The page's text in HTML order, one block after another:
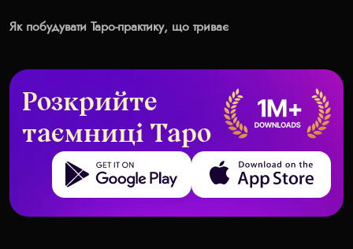
Як побудувати Таро-практику, що триває
Розкрийте
таємниці Таро
Get it on Google Play Download on the App Store